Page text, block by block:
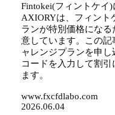
Fintokei(フィントケイ)
AXIORYは、フィント
ランが特別価格になる
意しています。この記
ャレンジプランを申
コードを入力して割
ます。
www.fxcfdlabo.com
2026.06.04